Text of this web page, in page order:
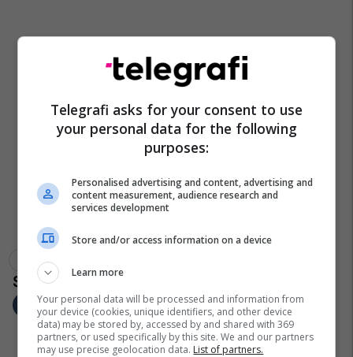
Mitrovicë
Telegrafi asks for your consent to use
your personal data for the following
purposes:
Personalised advertising and content, advertising and
content measurement, audience research and
services development
Store and/or access information on a device
Learn more
Your personal data will be processed and information from
your device (cookies, unique identifiers, and other device
data) may be stored by, accessed by and shared with 369
partners, or used specifically by this site. We and our partners
may use precise geolocation data. List of partners.